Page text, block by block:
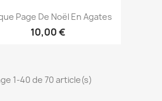
Aperçu rapide
Page De Noël En Agates
10,00 €
1-40 de 70 article(s)